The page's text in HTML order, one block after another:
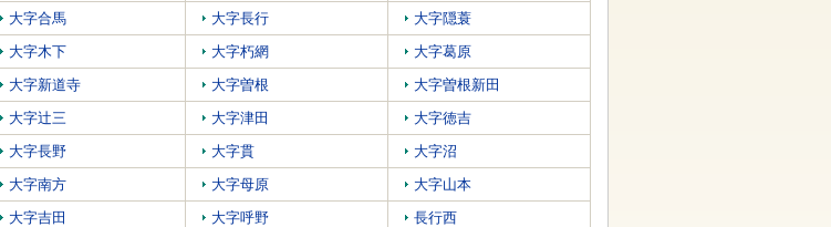
大字合馬 大字長行
大字隠蓑
大字木下 大字朽網
大字葛原
大字新道寺 大字曽根
大字曽根新田
大字辻三 大字津田
大字徳吉
大字長野 大字貫
大字沼
大字南方 大字母原
大字山本
大字吉田 大字呼野
長行西